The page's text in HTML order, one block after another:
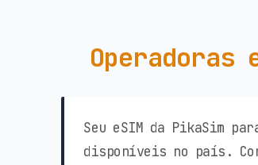
Operadoras
Seu eSIM da PikaSim
disponíveis no país.